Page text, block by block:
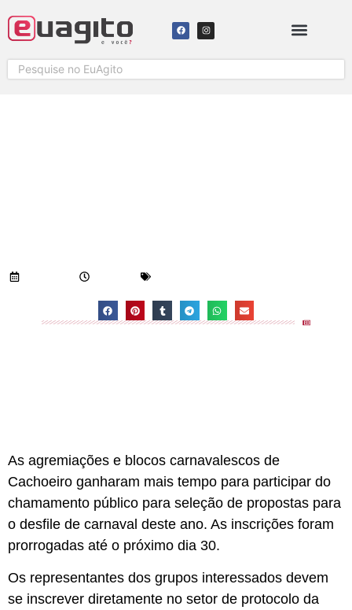
29/01/2019
As agremiações e blocos carnavalescos de
Cachoeiro ganharam mais tempo para participar do
chamamento público para seleção de propostas para
o desfile de carnaval deste ano. As inscrições foram
prorrogadas até o próximo dia 30.
Os representantes dos grupos interessados devem
se inscrever diretamente no setor de protocolo da